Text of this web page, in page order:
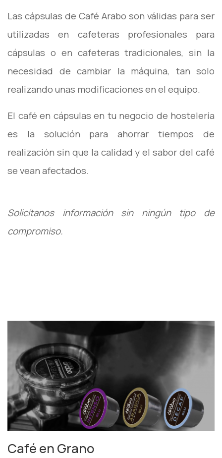
Las cápsulas de Café Arabo son válidas para ser
utilizadas en cafeteras profesionales para
cápsulas o en cafeteras tradicionales, sin la
necesidad de cambiar la máquina, tan solo
realizando unas modificaciones en el equipo.
El café en cápsulas en tu negocio de hostelería
es la solución para ahorrar tiempos de
realización sin que la calidad y el sabor del café
se vean afectados.
Solicítanos información sin ningún tipo de
compromiso.
Café en Grano